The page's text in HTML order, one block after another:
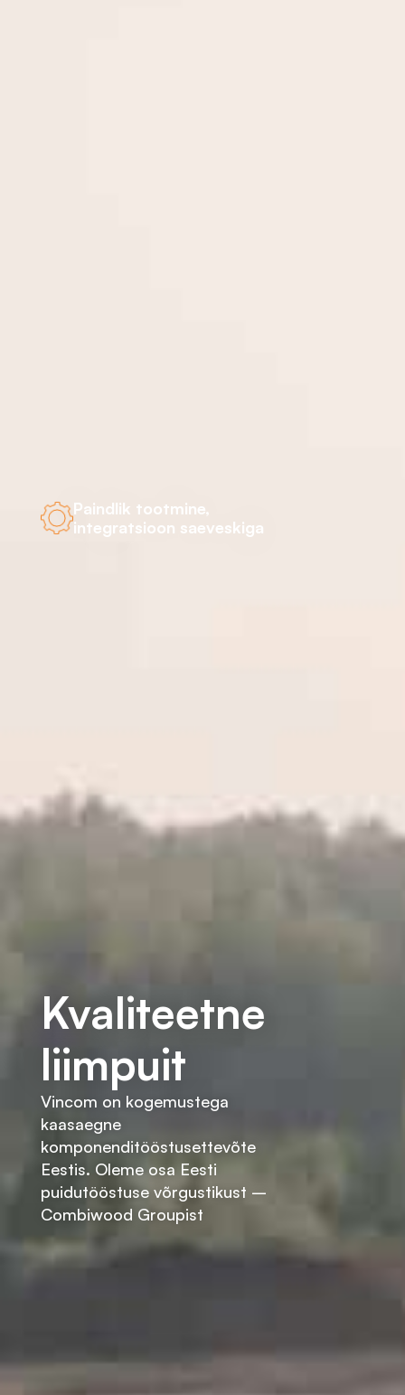
Paindlik tootmine,
integratsioon saeveskiga
Kvaliteetne
liimpuit
Vincom on kogemustega
kaasaegne
komponenditööstusettevõte
Eestis. Oleme osa Eesti
puidutööstuse võrgustikust –
Combiwood Groupist